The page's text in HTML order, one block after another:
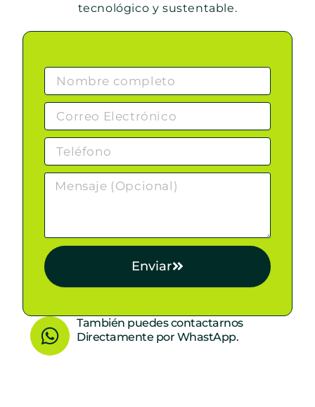
tecnológico y sustentable.
Enviar
W
h
También puedes contactarnos
Directamente por WhastApp.